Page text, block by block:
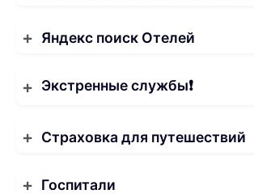
Яндекс поиск Отелей
Экстренные службы❗️
Страховка для путешествий
Госпитали